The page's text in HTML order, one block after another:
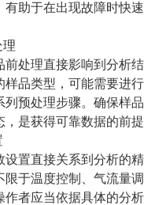
有助于在出现故障时快
处理直接影响到分析结
样品类型，可能需要进
列预处理步骤。确保样
是获得可靠数据的前提
置直接关系到分析的精
限于温度控制、气流量
作者应当依据具体的分